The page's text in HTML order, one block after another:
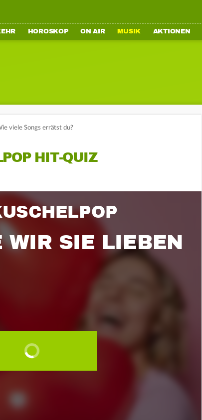
HOROSKOP ON AIR MUSIK AKTIONEN
viele Songs errätst du?
HIT-QUIZ
WIR SIE LIEBEN